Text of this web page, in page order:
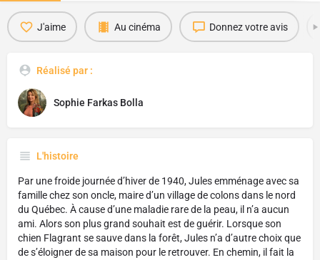
J'aime Au cinéma Donnez votre avis
Réalisé par :
Sophie Farkas Bolla
L'histoire
Par une froide journée d’hiver de 1940, Jules emménage avec sa
famille chez son oncle, maire d’un village de colons dans le nord
du Québec. À cause d’une maladie rare de la peau, il n’a aucun
ami. Alors son plus grand souhait est de guérir. Lorsque son
chien Flagrant se sauve dans la forêt, Jules n’a d’autre choix que
de s’éloigner de sa maison pour le retrouver. En chemin, il fait la